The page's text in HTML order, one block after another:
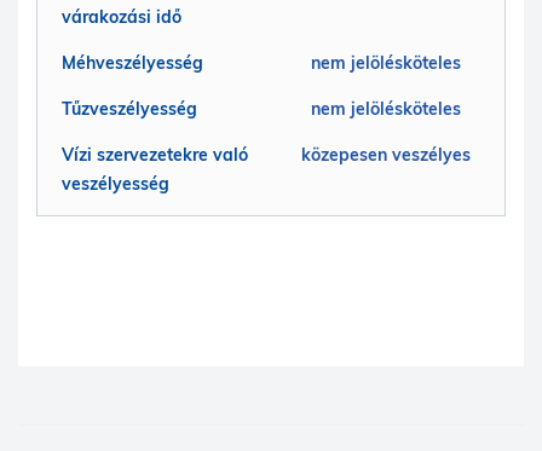
várakozási idő
Méhveszélyesség nem jelölésköteles
Tűzveszélyesség nem jelölésköteles
Vízi szervezetekre való
veszélyesség
közepesen veszélyes